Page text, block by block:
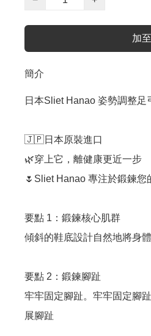
加
簡介
日本Sliet Hanao 姿勢調整足
🇯🇵日本原裝進口
🌿穿上它，離健康更近一步
🌷Sliet Hanao 專注於鍛鍊
要點 1：鍛鍊核心肌群
傾斜的鞋底設計自然地將身體
要點 2：鍛鍊腳趾
牢牢固定腳趾。牢牢固定腳
展腳趾